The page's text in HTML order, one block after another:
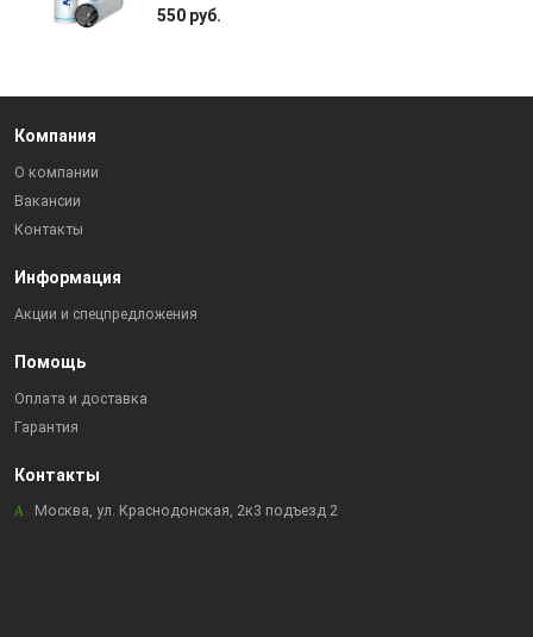
550 руб.
Компания
О компании
Вакансии
Контакты
Информация
Акции и спецпредложения
Помощь
Оплата и доставка
Гарантия
Контакты
Москва, ул. Краснодонская, 2к3 подъезд 2